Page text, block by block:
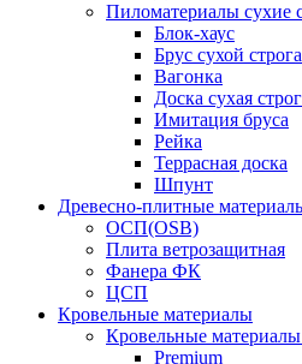
Пиломатериалы сухие
Блок-хаус
Брус сухой
Вагонка
Доска сухая
Имитация бруса
Рейка
Террасная доска
Шпунт
Древесно-плитные
ОСП(OSB)
Плита ветрозащитная
Фанера ФК
ЦСП
Кровельные материалы
Кровельные
Premium